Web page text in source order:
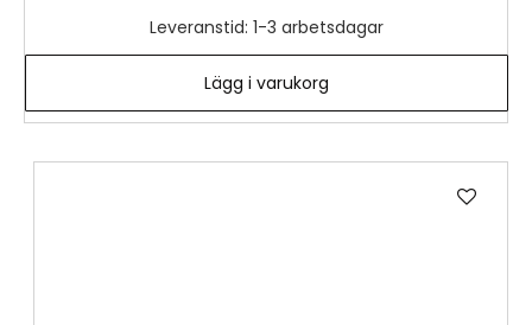
Leveranstid: 1-3 arbetsdagar
Lägg i varukorg